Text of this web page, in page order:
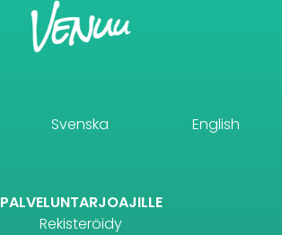
Svenska English
PALVELUNTARJOAJILLE
Rekisteröidy